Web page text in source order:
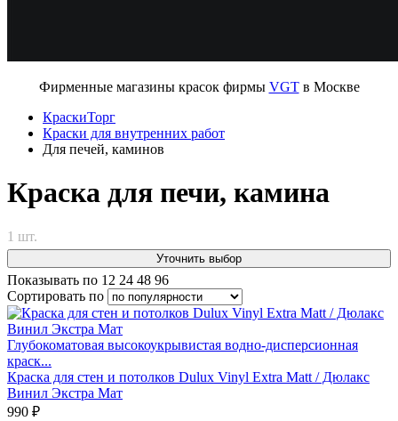
Фирменные магазины красок фирмы VGTв Москве
КраскиТорг
Краски для внутренних работ
Для печей, каминов
Краска для печи, камина
1 шт.
Уточнить выбор
Показывать по 12 24 48 96
Сортировать по
Глубокоматовая высокоукрывистая водно-дисперсионная
краск...
Краска для стен и потолков Dulux Vinyl Extra Matt / Дюлакс
Винил Экстра Мат
990 ₽